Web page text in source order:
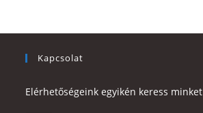
Kapcsolat
Elérhetőségeink egyikén keress minket